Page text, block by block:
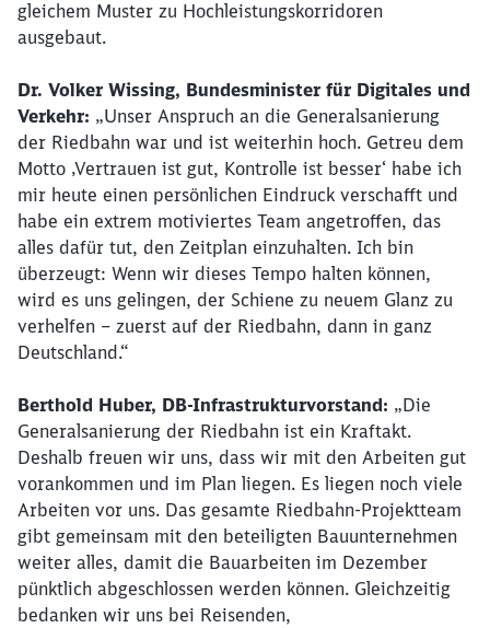
gleichem Muster zu Hochleistungskorridoren
ausgebaut.
Dr. Volker Wissing, Bundesminister für Digitales und
Verkehr: „Unser Anspruch an die Generalsanierung
der Riedbahn war und ist weiterhin hoch. Getreu dem
Motto ‚Vertrauen ist gut, Kontrolle ist besser‘ habe ich
mir heute einen persönlichen Eindruck verschafft und
habe ein extrem motiviertes Team angetroffen, das
alles dafür tut, den Zeitplan einzuhalten. Ich bin
überzeugt: Wenn wir dieses Tempo halten können,
wird es uns gelingen, der Schiene zu neuem Glanz zu
verhelfen – zuerst auf der Riedbahn, dann in ganz
Deutschland.“
Berthold Huber, DB-Infrastrukturvorstand: „Die
Generalsanierung der Riedbahn ist ein Kraftakt.
Deshalb freuen wir uns, dass wir mit den Arbeiten gut
vorankommen und im Plan liegen. Es liegen noch viele
Arbeiten vor uns. Das gesamte Riedbahn-Projektteam
gibt gemeinsam mit den beteiligten Bauunternehmen
weiter alles, damit die Bauarbeiten im Dezember
pünktlich abgeschlossen werden können. Gleichzeitig
bedanken wir uns bei Reisenden,